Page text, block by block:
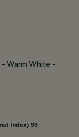
Warm White -
Index) 95